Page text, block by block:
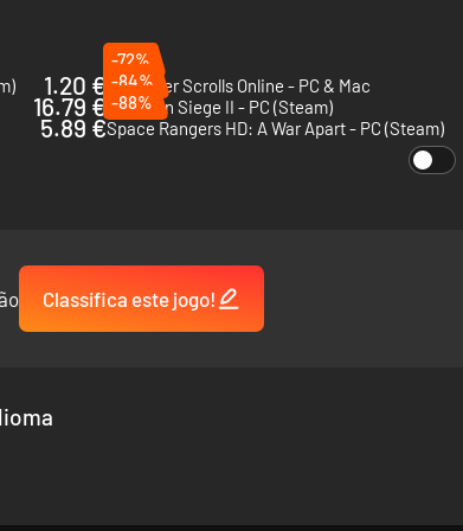
1.20 €
-72%
The Elder Scrolls Online - PC & Mac
16.79 €
-84%
Dungeon Siege II - PC (Steam)
5.89 €
-88%
Space Rangers HD: A War Apart - PC (Steam)
Classifica este jogo!